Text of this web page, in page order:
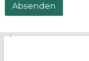
Absenden